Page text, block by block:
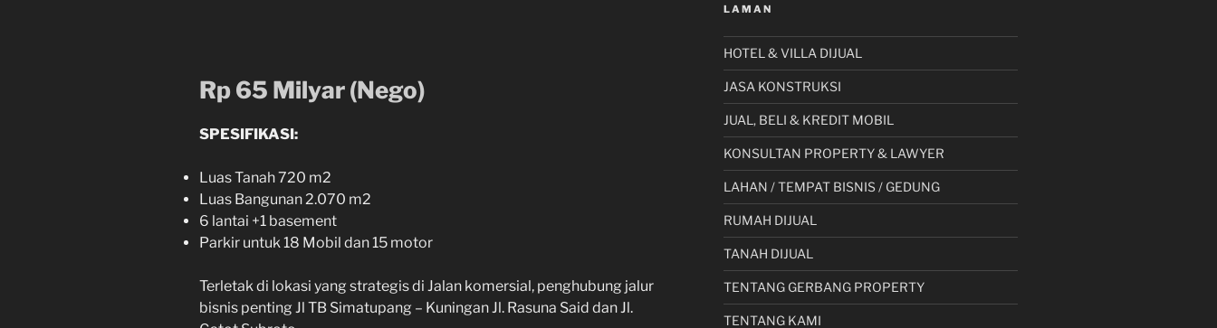
Rp 65 Milyar (Nego)
SPESIFIKASI:
Luas Tanah 720 m2
Luas Bangunan 2.070 m2
6 lantai +1 basement
Parkir untuk 18 Mobil dan 15 motor
Terletak di lokasi yang strategis di Jalan komersial, penghubung jalur
bisnis penting Jl TB Simatupang – Kuningan Jl. Rasuna Said dan Jl.
LAMAN
HOTEL & VILLA DIJUAL
JASA KONSTRUKSI
JUAL, BELI & KREDIT MOBIL
KONSULTAN PROPERTY & LAWYER
LAHAN / TEMPAT BISNIS / GEDUNG
RUMAH DIJUAL
TANAH DIJUAL
TENTANG GERBANG PROPERTY
TENTANG KAMI